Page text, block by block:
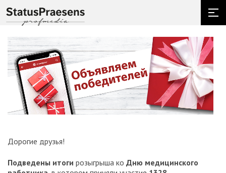
Дорогие друзья!
Подведены итоги розыгрыша ко Дню медицинского